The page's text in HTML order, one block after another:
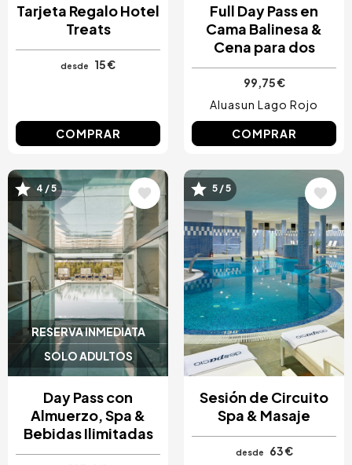
Tarjeta Regalo Hotel
Treats
desde 15 €
COMPRAR
Full Day Pass en
Cama Balinesa &
Cena para dos
99,75 €
Aluasun Lago Rojo
COMPRAR
RESERVA INMEDIATA
SOLO ADULTOS
Image
4 / 5
Day Pass con
Almuerzo, Spa &
Bebidas Ilimitadas
Image
5 / 5
Sesión de Circuito
Spa & Masaje
desde 63 €